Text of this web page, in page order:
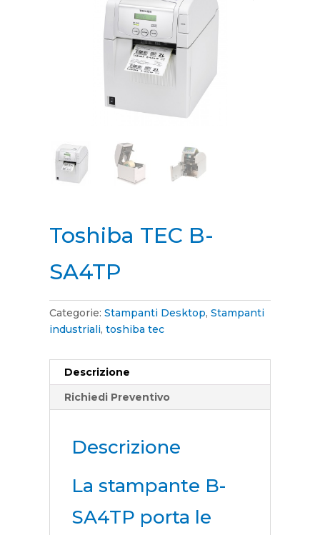
Toshiba TEC B-
SA4TP
Categorie: Stampanti Desktop, Stampanti
industriali, toshiba tec
Descrizione
Richiedi Preventivo
Descrizione
La stampante B-
SA4TP porta le